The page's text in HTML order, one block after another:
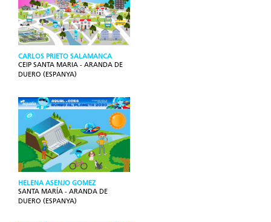
CARLOS PRIETO SALAMANCA
CEIP SANTA MARIA - ARANDA DE
DUERO (ESPANYA)
HELENA ASENJO GOMEZ
SANTA MARÍA - ARANDA DE
DUERO (ESPANYA)